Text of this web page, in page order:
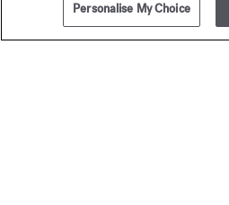
La Maison ti offre
la scelta tra due gift-box
Scopri
Personalise My Choice